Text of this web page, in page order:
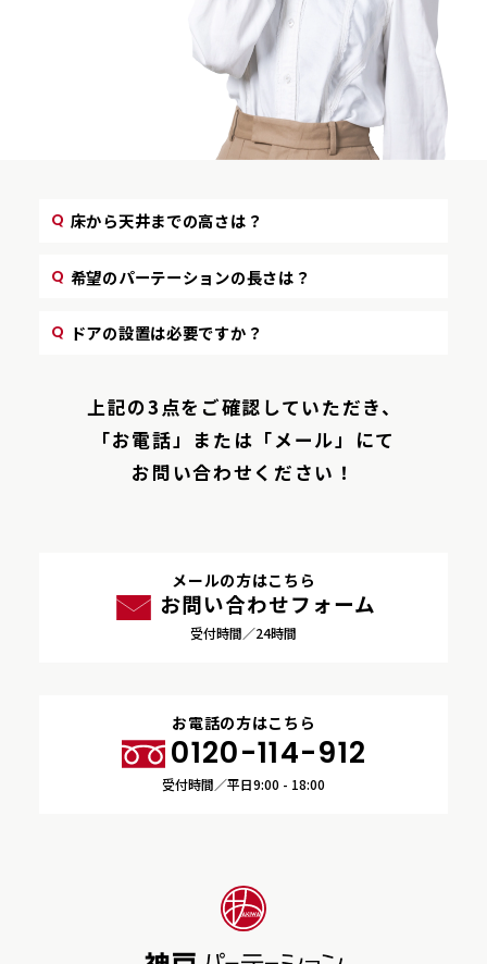
床から天井までの高さは？
希望のパーテーションの長さは？
ドアの設置は必要ですか？
上記の3点をご確認していただき、
「お電話」または「メール」にて
お問い合わせください！
お電話の方はこちら
0120-114-912
受付時間／平日9:00 - 18:00
メールの方はこちら
お問い合わせフォーム
受付時間／24時間